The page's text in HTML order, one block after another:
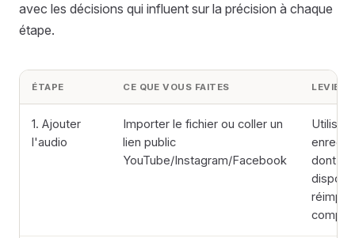
avec les décisions qui influent sur la précision à chaque
étape.
ÉTAPE CE QUE VOUS FAITES LEVIER
1. Ajouter
l'audio
Importer le fichier ou coller un
lien public
YouTube/Instagram/Facebook
Utilisez
dont